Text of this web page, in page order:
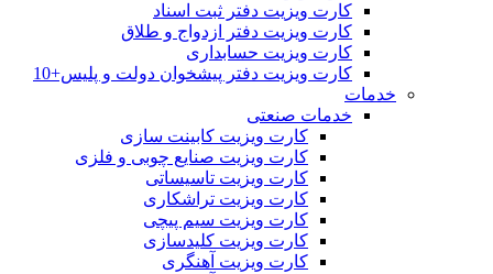
کارت ویزیت دفتر ثبت اسناد
کارت ویزیت دفتر ازدواج و طلاق
کارت ویزیت حسابداری
کارت ویزیت دفتر پیشخوان دولت و پلیس+10
خدمات
خدمات صنعتی
کارت ویزیت کابینت سازی
کارت ویزیت صنایع چوبی و فلزی
کارت ویزیت تاسیساتی
کارت ویزیت تراشکاری
کارت ویزیت سیم پیچی
کارت ویزیت کلیدسازی
کارت ویزیت آهنگری